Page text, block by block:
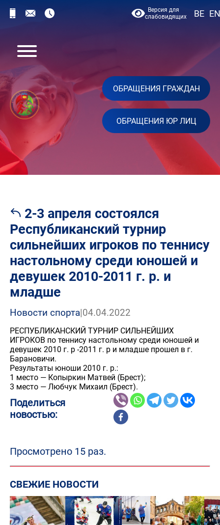
Версия для
слабовидящих
BE EN
ОБРАЩЕНИЯ ГРАЖДАН
ОБРАЩЕНИЯ ЮР ЛИЦ
2-3 апреля состоялся
Республиканский турнир
сильнейших игроков по теннису
настольному среди юношей и
девушек 2010-2011 г. р. и
младше
Новости спорта|04.04.2022
РЕСПУБЛИКАНСКИЙ ТУРНИР СИЛЬНЕЙШИХ
ИГРОКОВ по теннису настольному среди юношей и
девушек 2010 г. р -2011 г. р и младше прошел в г.
Барановичи.
Результаты юноши 2010 г. р.:
1 место — Копыркин Матвей (Брест);
3 место — Любчук Михаил (Брест).
Поделиться
новостью:
Просмотрено 15 раз.
СВЕЖИЕ НОВОСТИ